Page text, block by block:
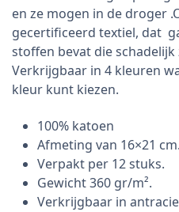
en ze mogen in de droger
gecertificeerd textiel, dat
stoffen bevat die
Verkrijgbaar in 4 kleuren
kleur kunt kiezen.
100% katoen
Afmeting van 16×21 cm.
Verpakt per 12 stuks.
Gewicht 360 gr/m².
Verkrijgbaar in